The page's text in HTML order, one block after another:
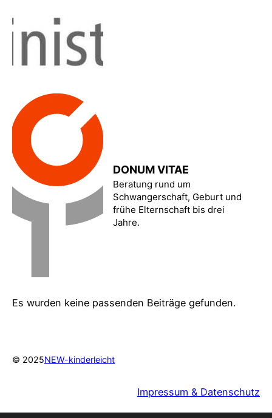
DONUM VITAE
Beratung rund um
Schwangerschaft, Geburt und
frühe Elternschaft bis drei
Jahre.
Es wurden keine passenden Beiträge gefunden.
© 2025NEW-kinderleicht
Impressum & Datenschutz